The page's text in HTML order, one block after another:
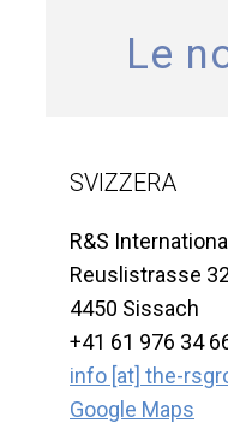
Le
SVIZZERA
R&S
Reuslistrasse 32
4450 Sissach
+41 61 976 34
info [at] the-
Google Maps